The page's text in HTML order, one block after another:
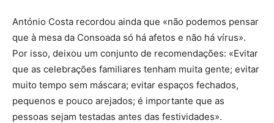
António Costa recordou ainda que «não podemos pensar
que à mesa da Consoada só há afetos e não há vírus».
Por isso, deixou um conjunto de recomendações: «Evitar
que as celebrações familiares tenham muita gente; evitar
muito tempo sem máscara; evitar espaços fechados,
pequenos e pouco arejados; é importante que as
pessoas sejam testadas antes das festividades».